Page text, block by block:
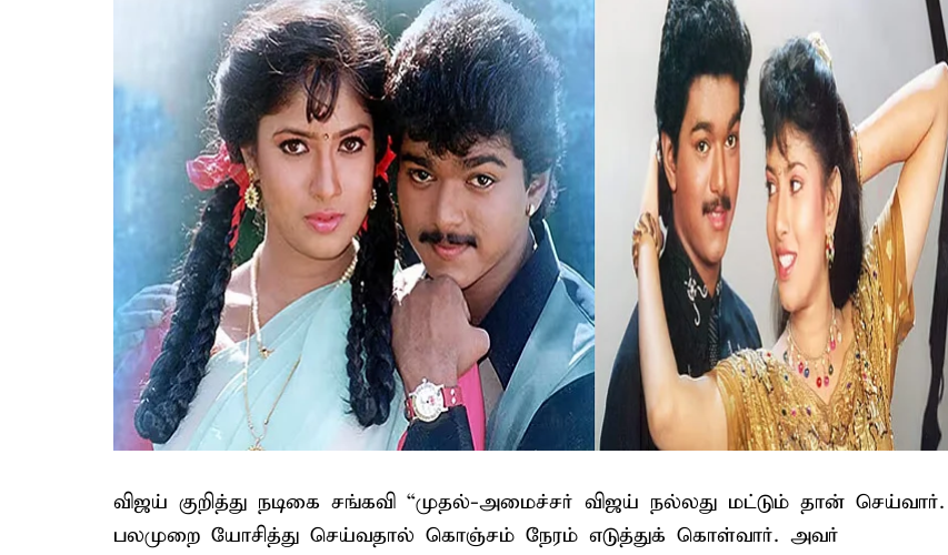
விஜய் குறித்து நடிகை சங்கவி “முதல்-அமைச்சர் விஜய் நல்லது மட்டும் தான் செய்வார்.
பலமுறை யோசித்து செய்வதால் கொஞ்சம் நேரம் எடுத்துக் கொள்வார். அவர்